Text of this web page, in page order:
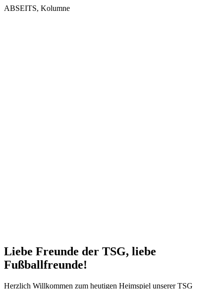
ABSEITS, Kolumne
Liebe Freunde der TSG, liebe
Fußballfreunde!
Herzlich Willkommen zum heutigen Heimspiel unserer TSG